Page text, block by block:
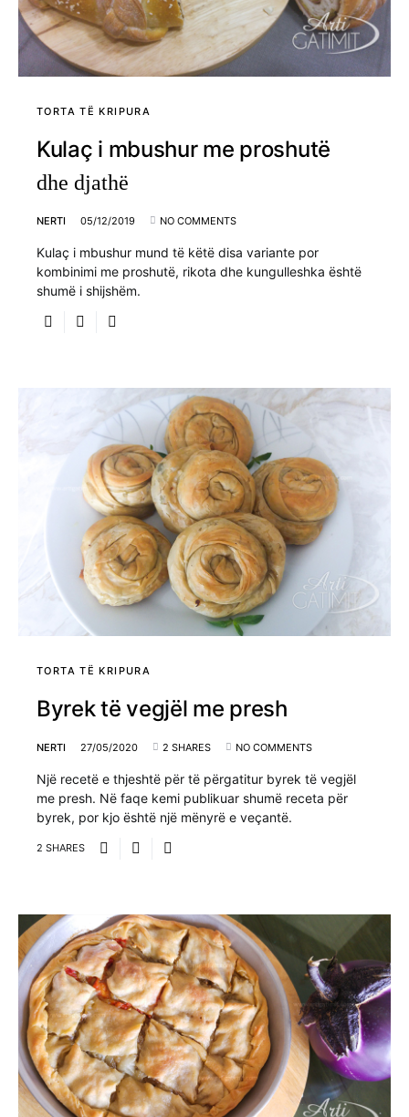
TORTA TË KRIPURA
Kulaç i mbushur me proshutë
dhe djathë
NERTI 05/12/2019 NO COMMENTS
Kulaç i mbushur mund të këtë disa variante por
kombinimi me proshutë, rikota dhe kungulleshka është
shumë i shijshëm.
TORTA TË KRIPURA
Byrek të vegjël me presh
NERTI 27/05/2020 2 SHARES NO COMMENTS
Një recetë e thjeshtë për të përgatitur byrek të vegjël
me presh. Në faqe kemi publikuar shumë receta për
byrek, por kjo është një mënyrë e veçantë.
2 SHARES